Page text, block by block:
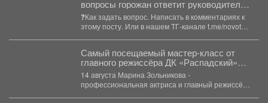
вопросы горожан ответит руководитель
администрации Куйбышевского района
Сергей Николаевич Маисеев.
❓Как задать вопрос. Написать в комментариях к
этому посту. Или в нашем ТГ-канале t.me/novotv
Самый посещаемый мастер‑класс от
главного режиссёра ДК «Распадский»
возвращается
14 августа Марина Зольникова -
профессиональная актриса и главный режиссёр